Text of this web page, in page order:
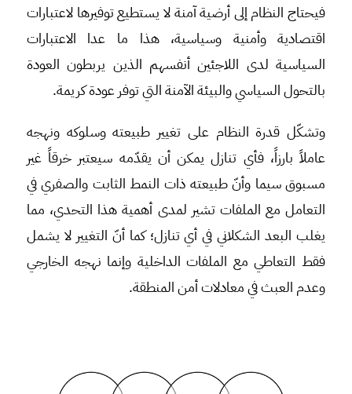
فيحتاج النظام إلى أرضية آمنة لا يستطيع توفيرها لاعتبارات
اقتصادية وأمنية وسياسية، هذا ما عدا الاعتبارات
السياسية لدى اللاجئين أنفسهم الذين يربطون العودة
بالتحول السياسي والبيئة الآمنة التي توفر عودة كريمة.
وتشكّل قدرة النظام على تغيير طبيعته وسلوكه ونهجه
عاملاً بارزاً، فأي تنازل يمكن أن يقدّمه سيعتبر خرقاً غير
مسبوق سيما وأنّ طبيعته ذات النمط الثابت والصفري في
التعامل مع الملفات تشير لمدى أهمية هذا التحدي، مما
يغلب البعد الشكلاني في أي تنازل؛ كما أنّ التغيير لا يشمل
فقط التعاطي مع الملفات الداخلية وإنما نهجه الخارجي
وعدم العبث في معادلات أمن المنطقة.